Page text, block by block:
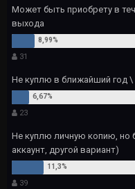
Может быть приобрету в
выхода
31
Не куплю в ближайший год \
23
Не куплю личную копию, но
аккаунт, другой вариант)
39